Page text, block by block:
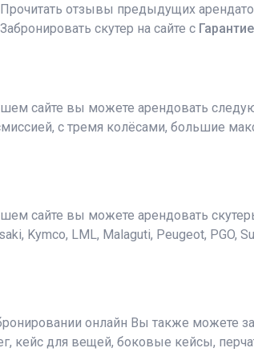
Прочитать отзывы предыдущих
Забронировать скутер на сайте с
сайте вы можете арендовать
с тремя колёсами, большие
сайте вы можете арендовать
Kymco, LML, Malaguti, Peugeot, PGO,
онлайн Вы также можете
кейс для вещей, боковые кейсы,